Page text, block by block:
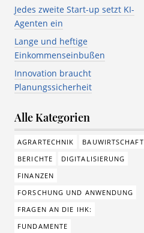
Jedes zweite Start-up setzt KI-
Agenten ein
Lange und heftige
Einkommenseinbußen
Innovation braucht
Planungssicherheit
Alle Kategorien
AGRARTECHNIK
BAUWIRTSCHAFT
BERICHTE
DIGITALISIERUNG
FINANZEN
FORSCHUNG UND ANWENDUNG
FRAGEN AN DIE IHK:
FUNDAMENTE